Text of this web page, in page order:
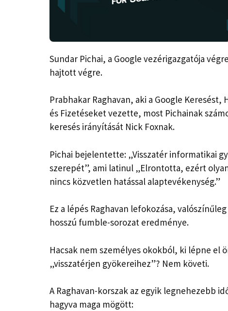
Sundar Pichai, a Google vezérigazgatója
hajtott végre.
Prabhakar Raghavan, aki a Google
és Fizetéseket vezette, most Pichainak
keresés irányítását Nick Foxnak.
Pichai bejelentette: „Visszatér informatikai
szerepét”, ami latinul „Elrontotta, ezért
nincs közvetlen hatással alaptevékenység.”
Ez a lépés Raghavan lefokozása,
hosszú fumble-sorozat eredménye.
Hacsak nem személyes okokból, ki lépne el
„visszatérjen gyökereihez”? Nem követi.
A Raghavan-korszak az egyik legnehezebb
hagyva maga mögött: